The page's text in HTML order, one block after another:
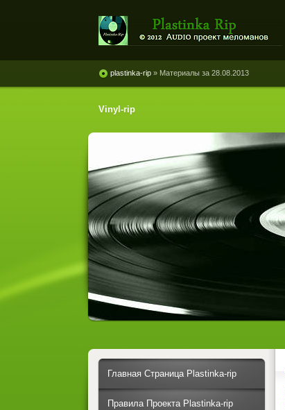
винила и магнитоальбомов
plastinka-rip » Материалы за 28.08.2013
Vinyl-rip
Главная Страница Plastinka-rip
Правила Проекта Plastinka-rip